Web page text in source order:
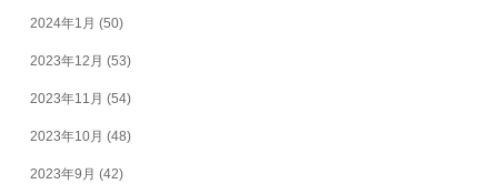
2024年1月 (50)
2023年12月 (53)
2023年11月 (54)
2023年10月 (48)
2023年9月 (42)